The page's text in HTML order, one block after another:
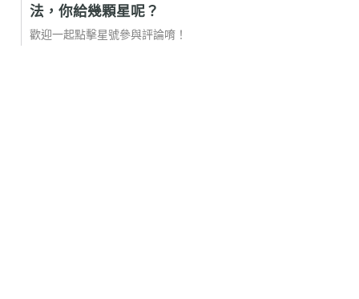
法，你給幾顆星呢？
歡迎一起點擊星號參與評論唷！